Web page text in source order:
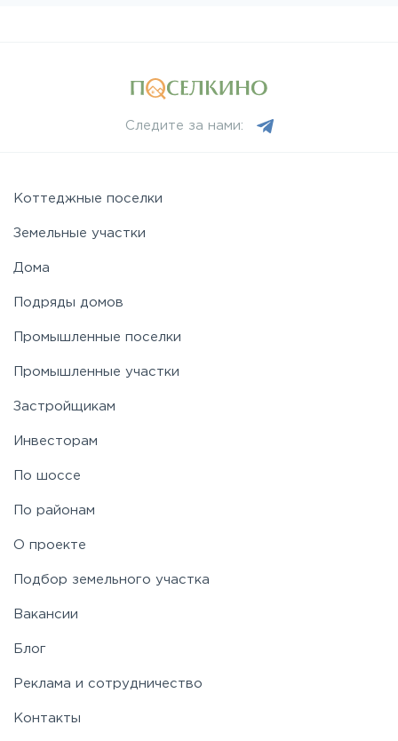
Следите за нами:
Коттеджные поселки
Земельные участки
Дома
Подряды домов
Промышленные поселки
Промышленные участки
Застройщикам
Инвесторам
По шоссе
По районам
О проекте
Подбор земельного участка
Вакансии
Блог
Реклама и сотрудничество
Контакты